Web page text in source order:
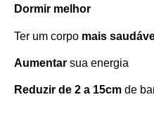
Dormir melhor
Ter um corpo mais
Aumentar sua energia
Reduzir de 2 a 15cm de